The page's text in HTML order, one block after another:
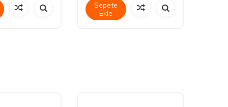
Sepete
Ekle